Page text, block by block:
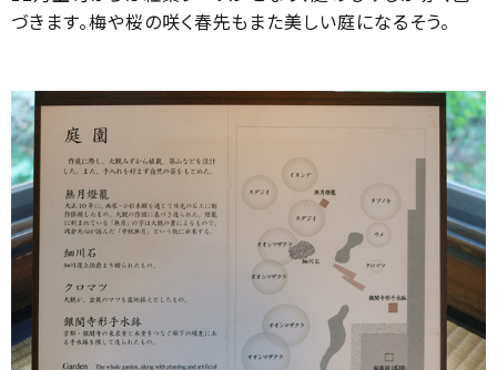
づきます。梅や桜の咲く春先もまた美しい庭になるそう。